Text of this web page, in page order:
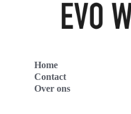
Home
Contact
Over ons